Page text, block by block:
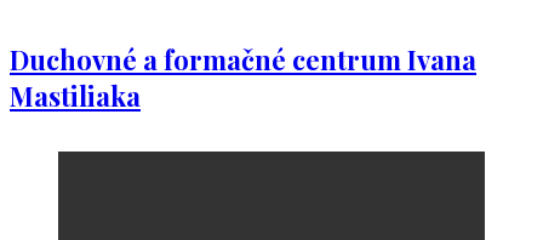
Duchovné a formačné centrum Ivana
Mastiliaka